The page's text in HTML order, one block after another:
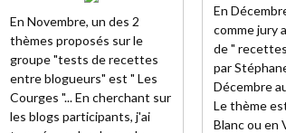
En
comme jury
de "
par
Décembre
Le thème
Blanc ou en
En Novembre, un des 2
thèmes proposés sur le
groupe "tests de recettes
entre blogueurs" est " Les
Courges "... En cherchant sur
les blogs participants, j'ai